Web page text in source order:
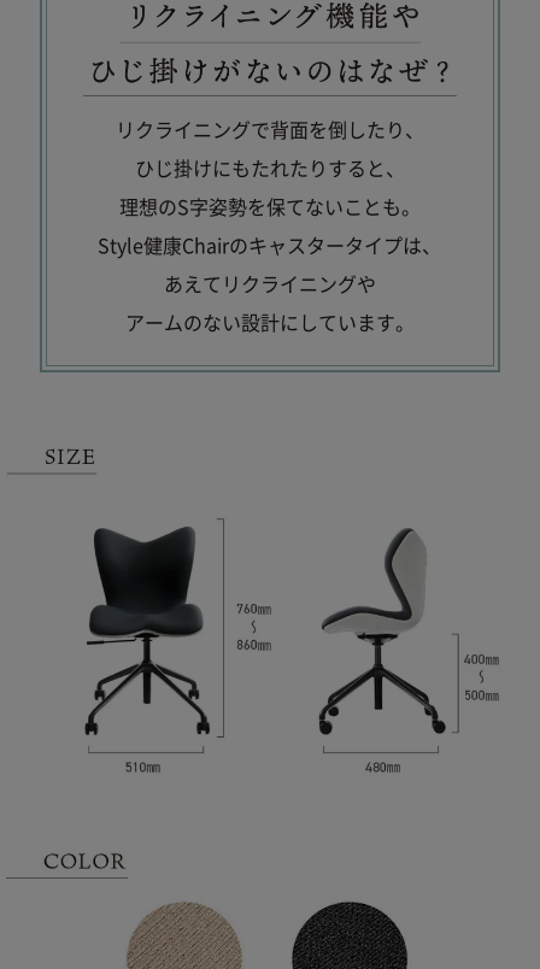
リクライニングで背面を倒したり、
ひじ掛けにもたれたりすると、
理想のS字姿勢を保てないことも。
Style健康Chairのキャスタータイプは、
あえてリクライニングや
アームのない設計にしています。